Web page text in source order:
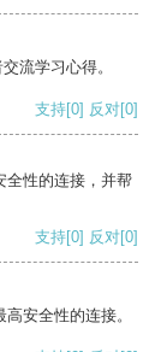
流学习心得。
支持[0] 反对[0]
全性的连接，并帮
支持[0] 反对[0]
安全性的连接。